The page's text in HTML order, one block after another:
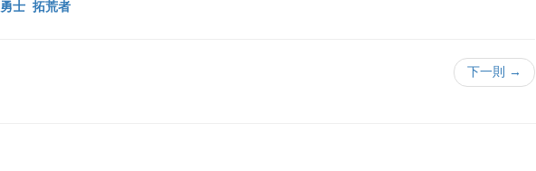
勇士 拓荒者
下一則 →